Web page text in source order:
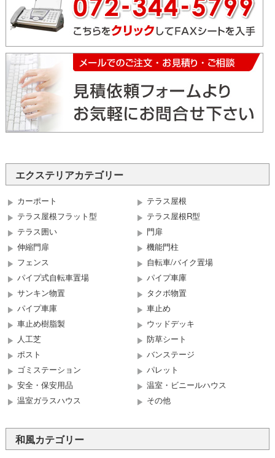
エクステリアカテゴリー
カーポート
テラス屋根
テラス屋根フラット型
テラス屋根R型
テラス囲い
門扉
伸縮門扉
機能門柱
フェンス
自転車/バイク置場
パイプ式自転車置場
パイプ車庫
サンキン物置
タクボ物置
パイプ車庫
車止め
車止め樹脂製
ウッドデッキ
人工芝
防草シート
ポスト
バンステージ
ゴミステーション
パレット
安全・保安用品
温室・ビニールハウス
温室ガラスハウス
その他
和風カテゴリー